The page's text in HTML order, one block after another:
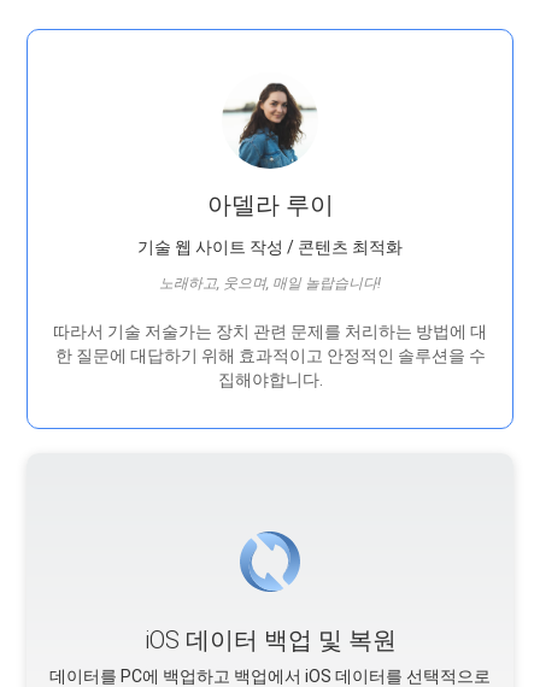
아델라 루이
기술 웹 사이트 작성 / 콘텐츠 최적화
노래하고, 웃으며, 매일 놀랍습니다!
따라서 기술 저술가는 장치 관련 문제를 처리하는 방법에 대
한 질문에 대답하기 위해 효과적이고 안정적인 솔루션을 수
집해야합니다.
iOS 데이터 백업 및 복원
데이터를 PC에 백업하고 백업에서 iOS 데이터를 선택적으로